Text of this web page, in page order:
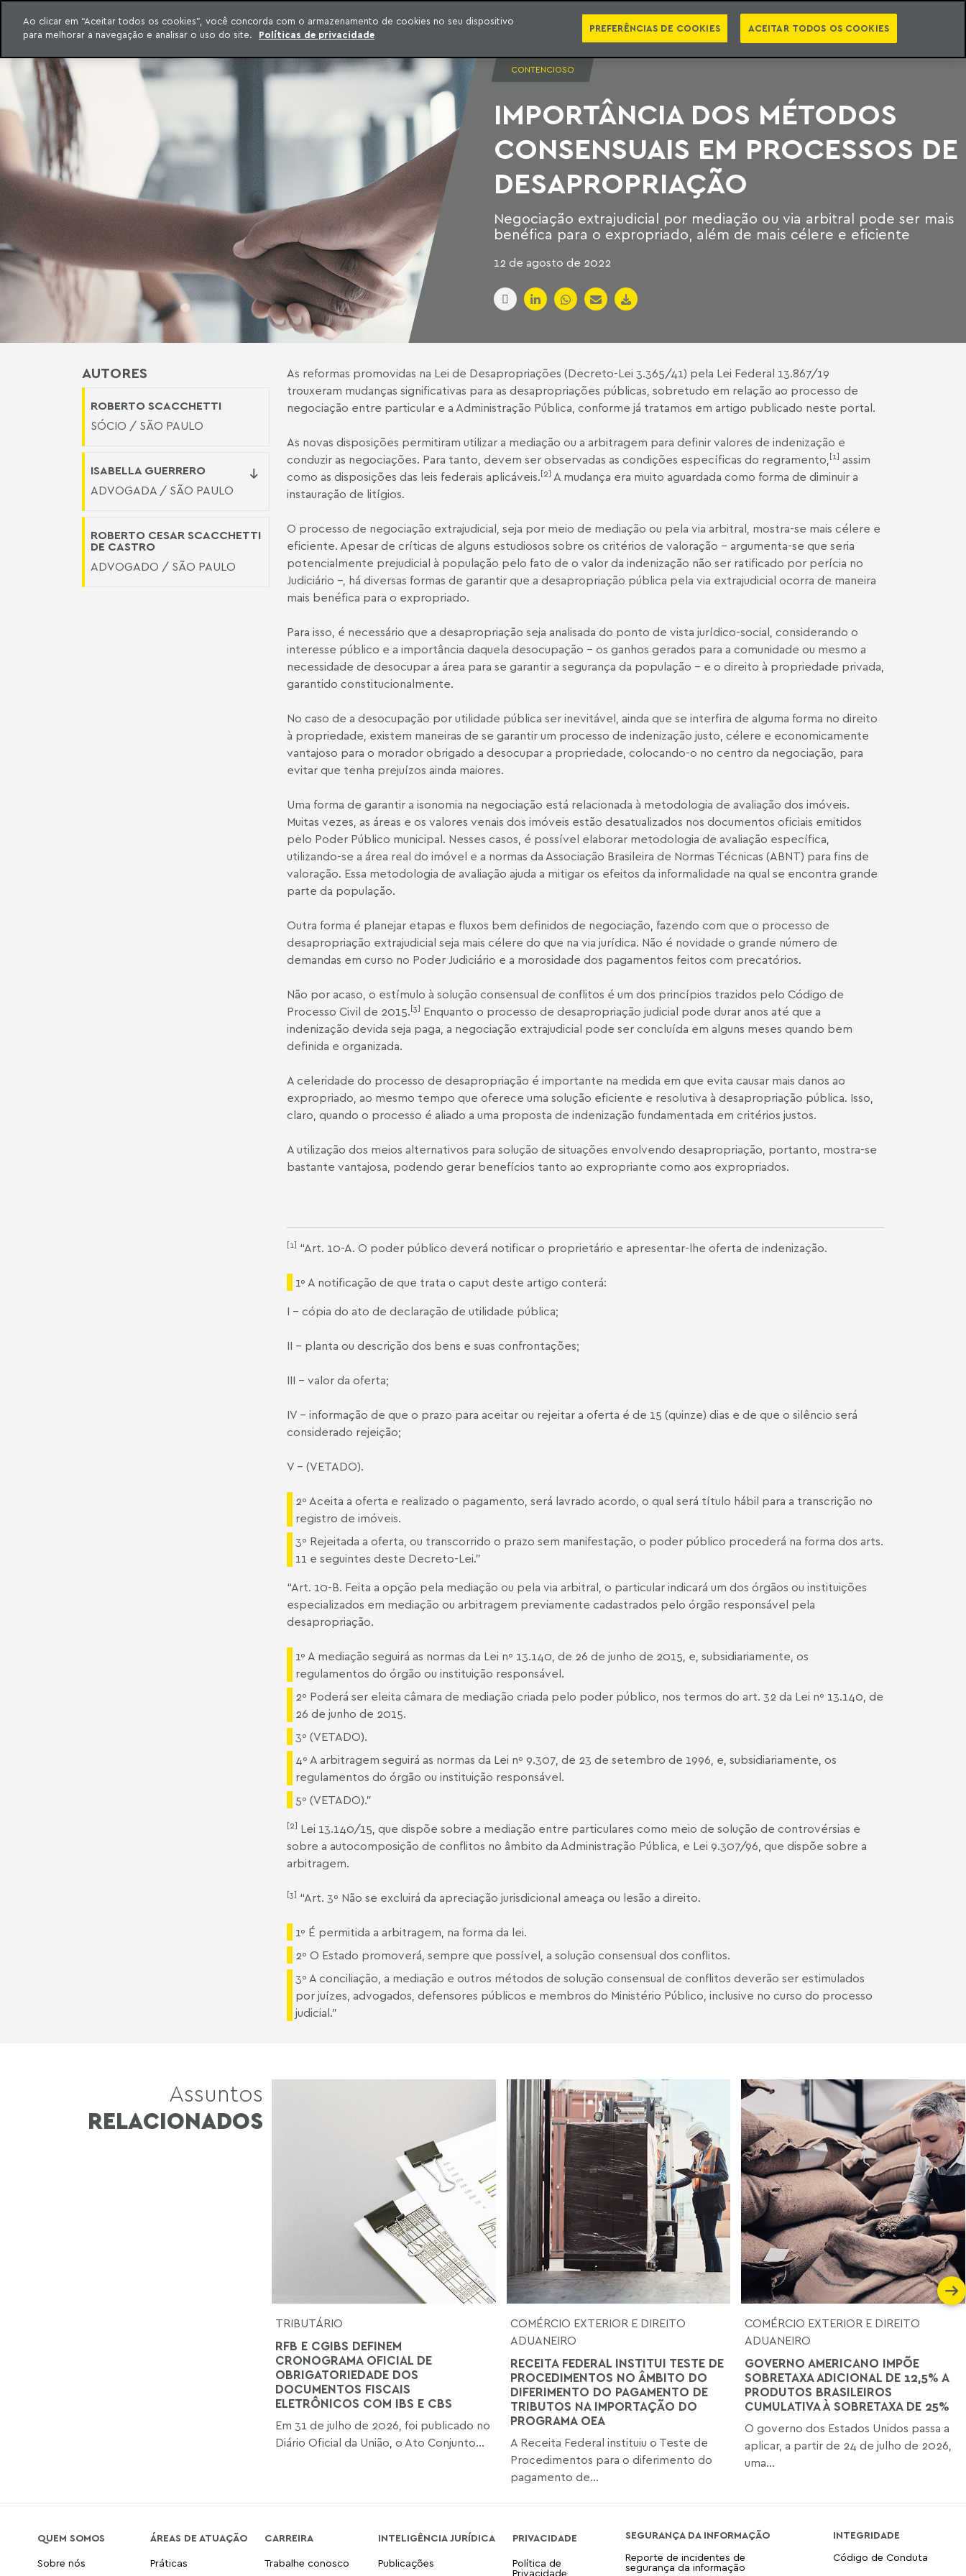
para o conteúdo
Machado Meyer
INTELIGÊNCIA JURÍDICA
CONTEÚDO EXCLUSIVO MACHADO MEYER ADVOGADOS
SÉRIES PUBLICAÇÕES EBOOKS PODCASTS NEWSLETTER VIDEOCASTS PT EN CATEGORIAS
CONTENCIOSO
IMPORTÂNCIA DOS MÉTODOS
CONSENSUAIS EM PROCESSOS DE
DESAPROPRIAÇÃO
Negociação extrajudicial por mediação ou via arbitral pode ser mais
benéfica para o expropriado, além de mais célere e eficiente
12 de agosto de 2022
AUTORES
ROBERTO SCACCHETTI
SÓCIO / SÃO PAULO
ISABELLA GUERRERO
ADVOGADA / SÃO PAULO
ROBERTO CESAR SCACCHETTI
DE CASTRO
ADVOGADO / SÃO PAULO
As reformas promovidas na Lei de Desapropriações (Decreto-Lei 3.365/41) pela Lei Federal 13.867/19
trouxeram mudanças significativas para as desapropriações públicas, sobretudo em relação ao processo de
negociação entre particular e a Administração Pública, conforme já tratamos em artigo publicado neste portal.
As novas disposições permitiram utilizar a mediação ou a arbitragem para definir valores de indenização e
conduzir as negociações. Para tanto, devem ser observadas as condições específicas do regramento,[1] assim
como as disposições das leis federais aplicáveis.[2] A mudança era muito aguardada como forma de diminuir a
instauração de litígios.
O processo de negociação extrajudicial, seja por meio de mediação ou pela via arbitral, mostra-se mais célere e
eficiente. Apesar de críticas de alguns estudiosos sobre os critérios de valoração – argumenta-se que seria
potencialmente prejudicial à população pelo fato de o valor da indenização não ser ratificado por perícia no
Judiciário –, há diversas formas de garantir que a desapropriação pública pela via extrajudicial ocorra de maneira
mais benéfica para o expropriado.
Para isso, é necessário que a desapropriação seja analisada do ponto de vista jurídico-social, considerando o
interesse público e a importância daquela desocupação – os ganhos gerados para a comunidade ou mesmo a
necessidade de desocupar a área para se garantir a segurança da população – e o direito à propriedade privada,
garantido constitucionalmente.
No caso de a desocupação por utilidade pública ser inevitável, ainda que se interfira de alguma forma no direito
à propriedade, existem maneiras de se garantir um processo de indenização justo, célere e economicamente
vantajoso para o morador obrigado a desocupar a propriedade, colocando-o no centro da negociação, para
evitar que tenha prejuízos ainda maiores.
Uma forma de garantir a isonomia na negociação está relacionada à metodologia de avaliação dos imóveis.
Muitas vezes, as áreas e os valores venais dos imóveis estão desatualizados nos documentos oficiais emitidos
pelo Poder Público municipal. Nesses casos, é possível elaborar metodologia de avaliação específica,
utilizando-se a área real do imóvel e a normas da Associação Brasileira de Normas Técnicas (ABNT) para fins de
valoração. Essa metodologia de avaliação ajuda a mitigar os efeitos da informalidade na qual se encontra grande
parte da população.
Outra forma é planejar etapas e fluxos bem definidos de negociação, fazendo com que o processo de
desapropriação extrajudicial seja mais célere do que na via jurídica. Não é novidade o grande número de
demandas em curso no Poder Judiciário e a morosidade dos pagamentos feitos com precatórios.
Não por acaso, o estímulo à solução consensual de conflitos é um dos princípios trazidos pelo Código de
Processo Civil de 2015.[3] Enquanto o processo de desapropriação judicial pode durar anos até que a
indenização devida seja paga, a negociação extrajudicial pode ser concluída em alguns meses quando bem
definida e organizada.
A celeridade do processo de desapropriação é importante na medida em que evita causar mais danos ao
expropriado, ao mesmo tempo que oferece uma solução eficiente e resolutiva à desapropriação pública. Isso,
claro, quando o processo é aliado a uma proposta de indenização fundamentada em critérios justos.
A utilização dos meios alternativos para solução de situações envolvendo desapropriação, portanto, mostra-se
bastante vantajosa, podendo gerar benefícios tanto ao expropriante como aos expropriados.
[1] “Art. 10-A. O poder público deverá notificar o proprietário e apresentar-lhe oferta de indenização.
1º A notificação de que trata o caput deste artigo conterá:
I - cópia do ato de declaração de utilidade pública;
II - planta ou descrição dos bens e suas confrontações;
III - valor da oferta;
IV - informação de que o prazo para aceitar ou rejeitar a oferta é de 15 (quinze) dias e de que o silêncio será
considerado rejeição;
V - (VETADO).
2º Aceita a oferta e realizado o pagamento, será lavrado acordo, o qual será título hábil para a transcrição no
registro de imóveis.
3º Rejeitada a oferta, ou transcorrido o prazo sem manifestação, o poder público procederá na forma dos arts.
11 e seguintes deste Decreto-Lei.”
“Art. 10-B. Feita a opção pela mediação ou pela via arbitral, o particular indicará um dos órgãos ou instituições
especializados em mediação ou arbitragem previamente cadastrados pelo órgão responsável pela
desapropriação.
1º A mediação seguirá as normas da Lei nº 13.140, de 26 de junho de 2015, e, subsidiariamente, os
regulamentos do órgão ou instituição responsável.
2º Poderá ser eleita câmara de mediação criada pelo poder público, nos termos do art. 32 da Lei nº 13.140, de
26 de junho de 2015.
3º (VETADO).
4º A arbitragem seguirá as normas da Lei nº 9.307, de 23 de setembro de 1996, e, subsidiariamente, os
regulamentos do órgão ou instituição responsável.
5º (VETADO).”
[2] Lei 13.140/15, que dispõe sobre a mediação entre particulares como meio de solução de controvérsias e
sobre a autocomposição de conflitos no âmbito da Administração Pública, e Lei 9.307/96, que dispõe sobre a
arbitragem.
[3] “Art. 3º Não se excluirá da apreciação jurisdicional ameaça ou lesão a direito.
1º É permitida a arbitragem, na forma da lei.
2º O Estado promoverá, sempre que possível, a solução consensual dos conflitos.
3º A conciliação, a mediação e outros métodos de solução consensual de conflitos deverão ser estimulados
por juízes, advogados, defensores públicos e membros do Ministério Público, inclusive no curso do processo
judicial.”
Assuntos
RELACIONADOS
TRIBUTÁRIO
RFB E CGIBS DEFINEM
CRONOGRAMA OFICIAL DE
OBRIGATORIEDADE DOS
DOCUMENTOS FISCAIS
ELETRÔNICOS COM IBS E CBS
Em 31 de julho de 2026, foi publicado no
Diário Oficial da União, o Ato Conjunto...
COMÉRCIO EXTERIOR E DIREITO
ADUANEIRO
RECEITA FEDERAL INSTITUI TESTE DE
PROCEDIMENTOS NO ÂMBITO DO
DIFERIMENTO DO PAGAMENTO DE
TRIBUTOS NA IMPORTAÇÃO DO
PROGRAMA OEA
A Receita Federal instituiu o Teste de
Procedimentos para o diferimento do
pagamento de...
COMÉRCIO EXTERIOR E DIREITO
ADUANEIRO
GOVERNO AMERICANO IMPÕE
SOBRETAXA ADICIONAL DE 12,5% A
PRODUTOS BRASILEIROS
CUMULATIVA À SOBRETAXA DE 25%
O governo dos Estados Unidos passa a
aplicar, a partir de 24 de julho de 2026,
uma...
QUEM SOMOS
Sobre nós
ÁREAS DE ATUAÇÃO
Práticas
CARREIRA
Trabalhe conosco
INTELIGÊNCIA JURÍDICA
Publicações
PRIVACIDADE
Política de
Privacidade
SEGURANÇA DA INFORMAÇÃO
Reporte de incidentes de
segurança da informação
INTEGRIDADE
Código de Conduta
Ao clicar em “Aceitar todos os cookies”, você concorda com o armazenamento de cookies no seu dispositivo
para melhorar a navegação e analisar o uso do site.
Políticas de privacidade
PREFERÊNCIAS DE COOKIES ACEITAR TODOS OS COOKIES